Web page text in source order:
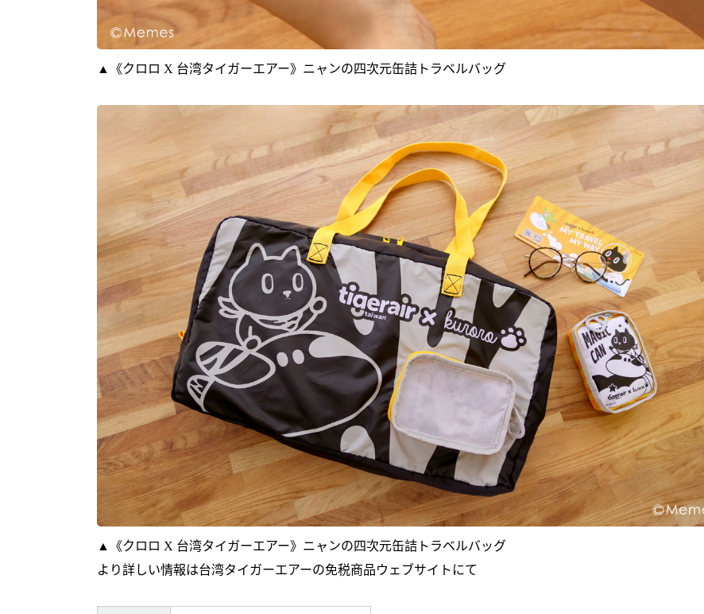
▲《クロロ X 台湾タイガーエアー》ニャンの四次元缶詰トラベルバッグ
▲《クロロ X 台湾タイガーエアー》ニャンの四次元缶詰トラベルバッグ
より詳しい情報は台湾タイガーエアーの免税商品ウェブサイトにて